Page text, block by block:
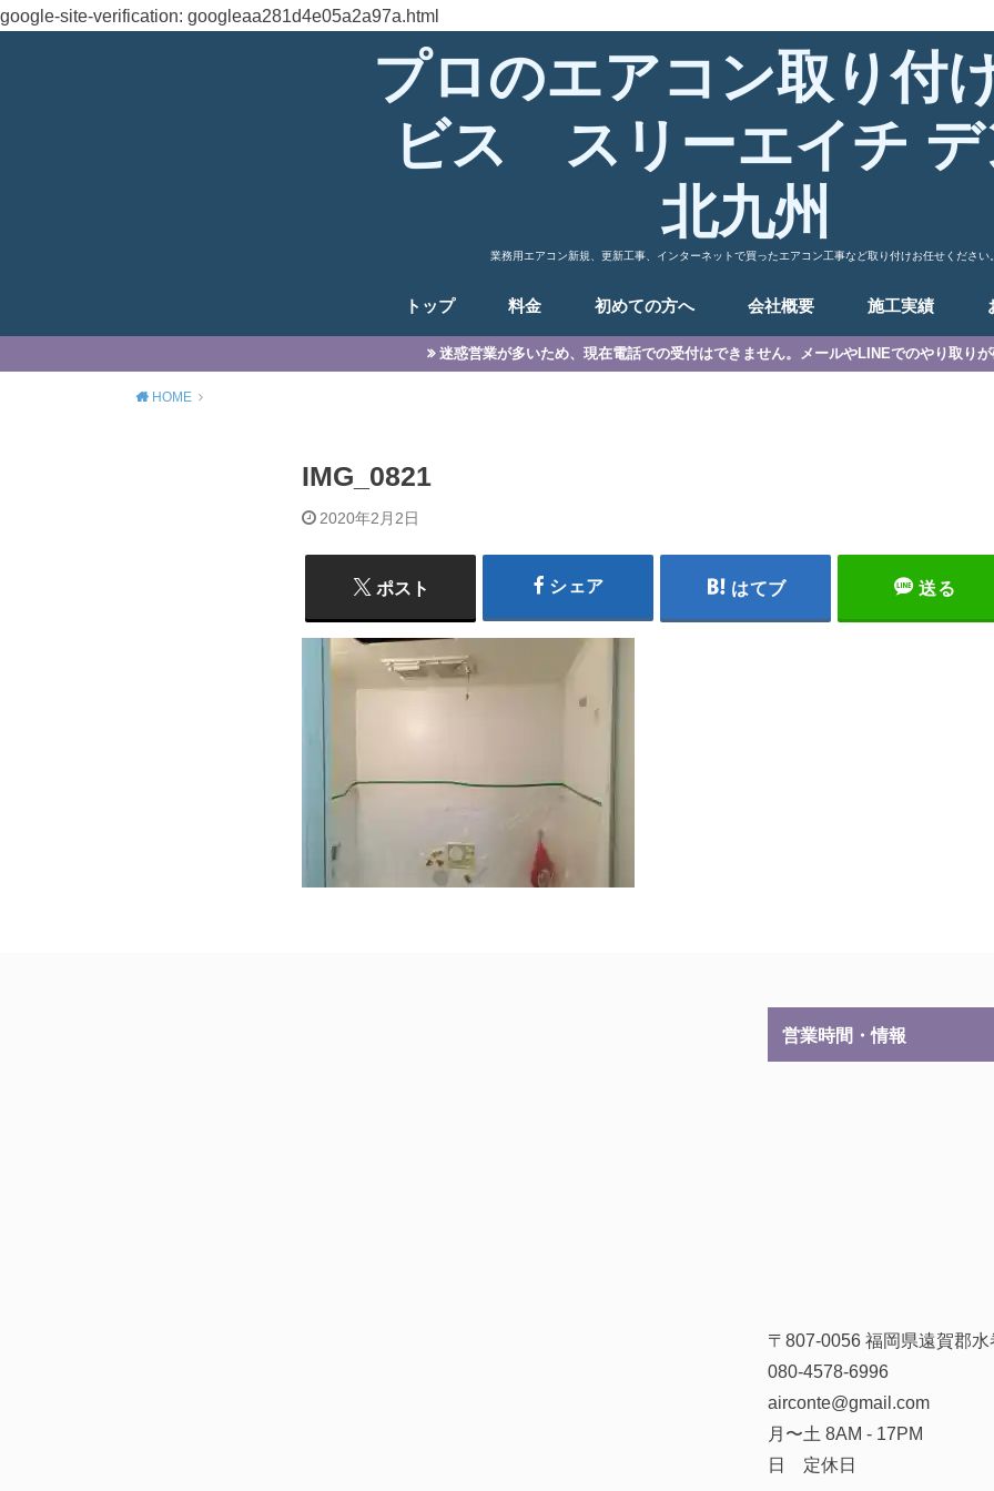
google-site-verification: googleaa281d4e05a2a97a.html
プロのエアコン取り付
ビス スリーエイチ デ
北九州
業務用エアコン新規、更新工事、インターネットで買ったエアコン工事など取り付けお任せください。
トップ 料金 初めての方へ 会社概要 施工実績
迷惑営業が多いため、現在電話での受付はできません。メールやLINEでのやり取りが
HOME
IMG_0821
2020年2月2日
ポスト シェア はてブ 送る
営業時間・情報
〒807-0056 福岡県遠賀郡
080-4578-6996
airconte@gmail.com
月〜土 8AM - 17PM
日 定休日